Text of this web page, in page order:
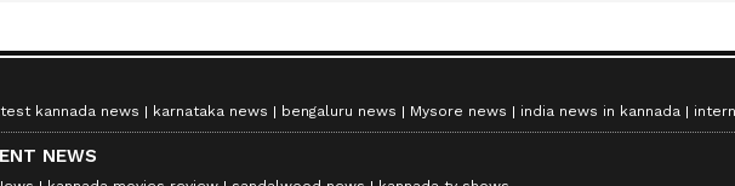
kannada news karnataka news bengaluru news Mysore news india news in kannada
NEWS